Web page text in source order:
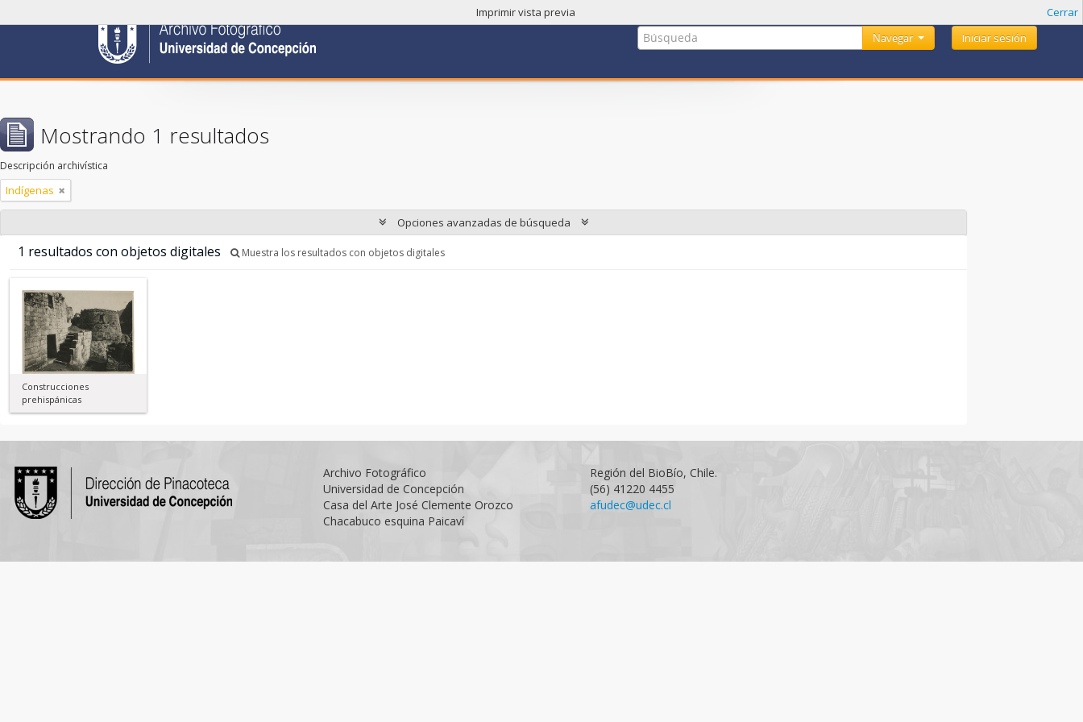
Iniciar sesión
Navegar
Imprimir vista previa Cerrar
Mostrando 1 resultados
Descripción archivística
Indígenas
Opciones avanzadas de búsqueda
1 resultados con objetos digitales Muestra los resultados con objetos digitales
Construcciones
prehispánicas
Archivo Fotográfico
Universidad de Concepción
Casa del Arte José Clemente Orozco
Chacabuco esquina Paicaví
Región del BioBío, Chile.
(56) 41220 4455
afudec@udec.cl